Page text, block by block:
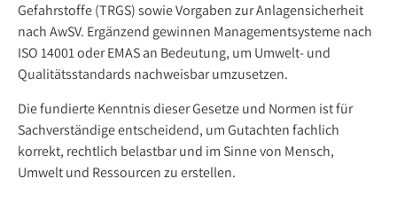
Gefahrstoffe (TRGS) sowie Vorgaben zur Anlagensicherheit
nach AwSV. Ergänzend gewinnen Managementsysteme nach
ISO 14001 oder EMAS an Bedeutung, um Umwelt- und
Qualitätsstandards nachweisbar umzusetzen.
Die fundierte Kenntnis dieser Gesetze und Normen ist für
Sachverständige entscheidend, um Gutachten fachlich
korrekt, rechtlich belastbar und im Sinne von Mensch,
Umwelt und Ressourcen zu erstellen.